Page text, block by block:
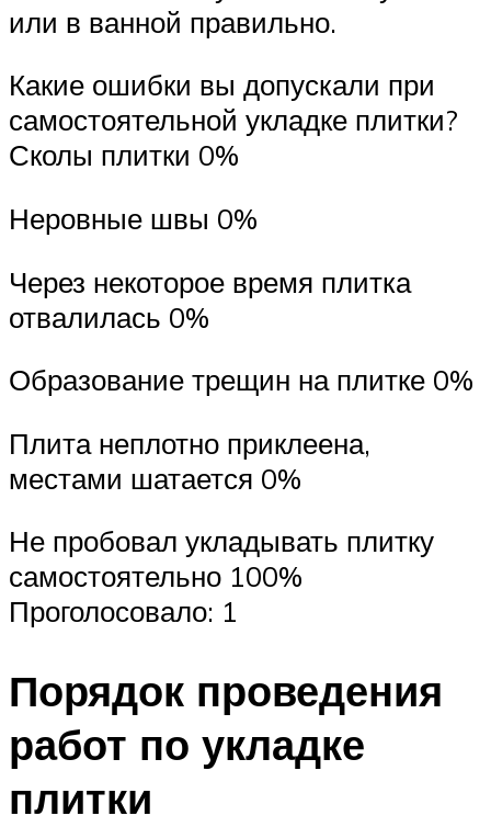
или в ванной правильно.
Какие ошибки вы допускали при
самостоятельной укладке плитки?
Сколы плитки 0%
Неровные швы 0%
Через некоторое время плитка
отвалилась 0%
Образование трещин на плитке 0%
Плита неплотно приклеена,
местами шатается 0%
Не пробовал укладывать плитку
самостоятельно 100%
Проголосовало: 1
Порядок проведения
работ по укладке
плитки